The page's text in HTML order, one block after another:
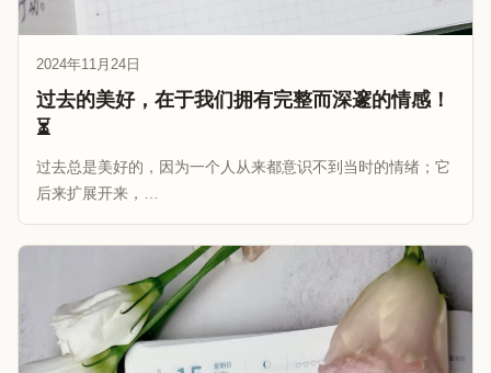
2024年11月24日
过去的美好，在于我们拥有完整而深邃的情感！
⏳
过去总是美好的，因为一个人从来都意识不到当时的情绪；它
后来扩展开来，…